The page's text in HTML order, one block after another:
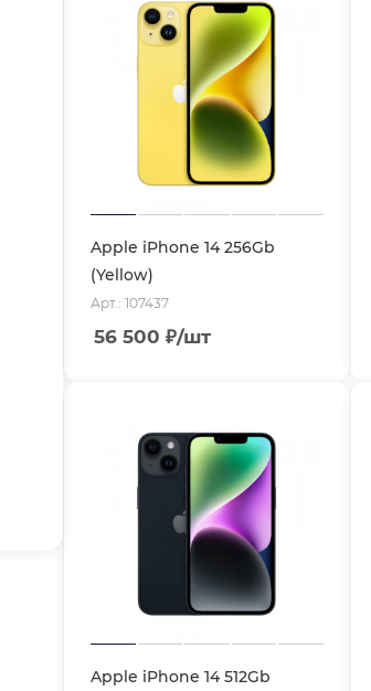
Apple iPhone 14 256Gb
(Yellow)
Арт.: 107437
56 500 ₽/шт
Apple iPhone 14 512Gb